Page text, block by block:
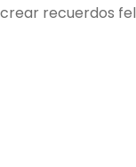
recuerdos